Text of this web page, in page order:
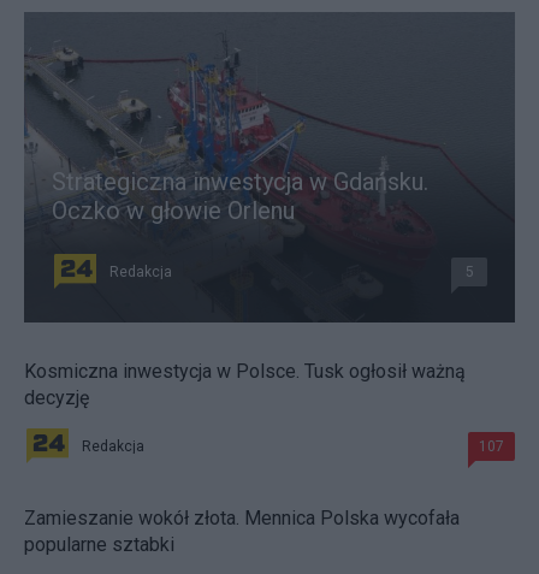
Strategiczna inwestycja w Gdańsku.
Oczko w głowie Orlenu
Redakcja 5
Kosmiczna inwestycja w Polsce. Tusk ogłosił ważną
decyzję
Redakcja 107
Zamieszanie wokół złota. Mennica Polska wycofała
popularne sztabki